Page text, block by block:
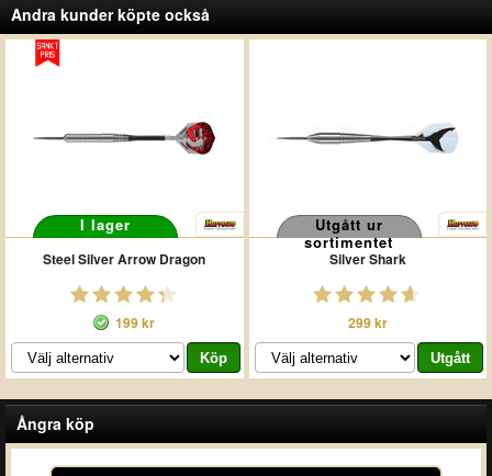
Andra kunder köpte också
I lager
Steel Silver Arrow Dragon
199 kr
Utgått ur
sortimentet
Silver Shark
299 kr
Ångra köp